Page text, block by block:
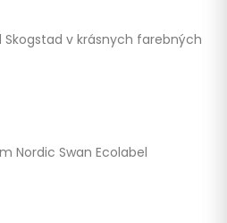
v krásnych farebných
Nordic Swan Ecolabel